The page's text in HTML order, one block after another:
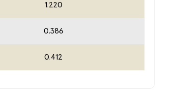
1.220
0.386
0.412